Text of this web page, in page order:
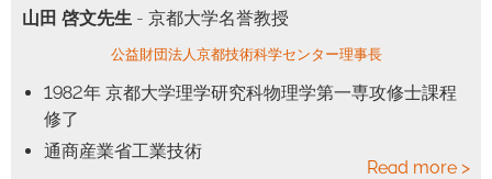
山田 啓文先生 - 京都大学名誉教授
公益財団法人京都技術科学センター理事長
1982年 京都大学理学研究科物理学第一専攻修士課程
修了
通商産業省工業技術
Read more >